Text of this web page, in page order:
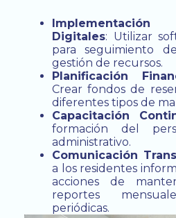
Digitales: Utilizar
para seguimiento
gestión de recursos.
Planificación
Crear fondos de
diferentes tipos de
Capacitación
formación del
administrativo.
Comunicación
a los residentes
acciones de
reportes
periódicas.